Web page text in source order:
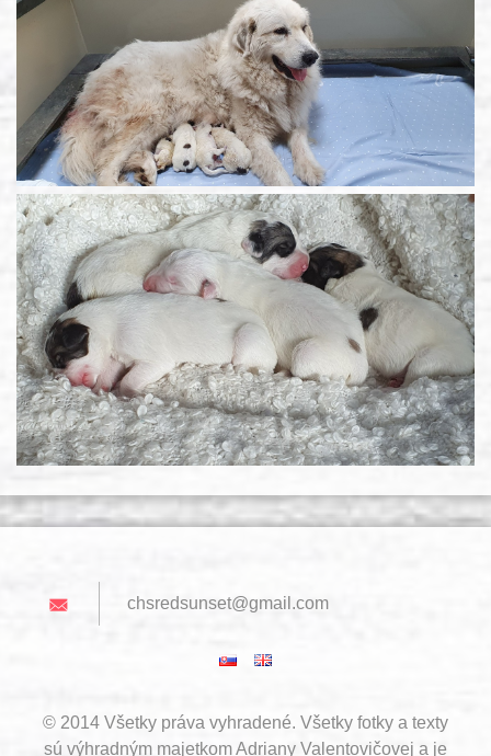
chsredsunset@gmail.com
© 2014 Všetky práva vyhradené. Všetky fotky a texty
sú výhradným majetkom Adriany Valentovičovej a je